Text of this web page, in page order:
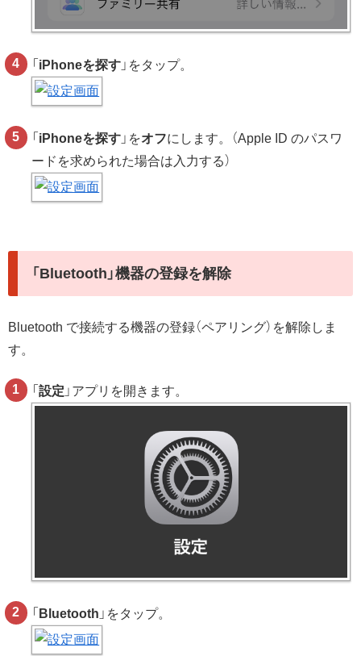
「 iPhoneを探す 」をタップ。
「 iPhoneを探す 」をオフにします。（Apple ID のパスワ
ードを求められた場合は入力する）
「Bluetooth」機器の登録を解除
Bluetooth で接続する機器の登録（ペアリング）を解除しま
す。
「設定 」アプリを開きます。
「 Bluetooth 」をタップ。